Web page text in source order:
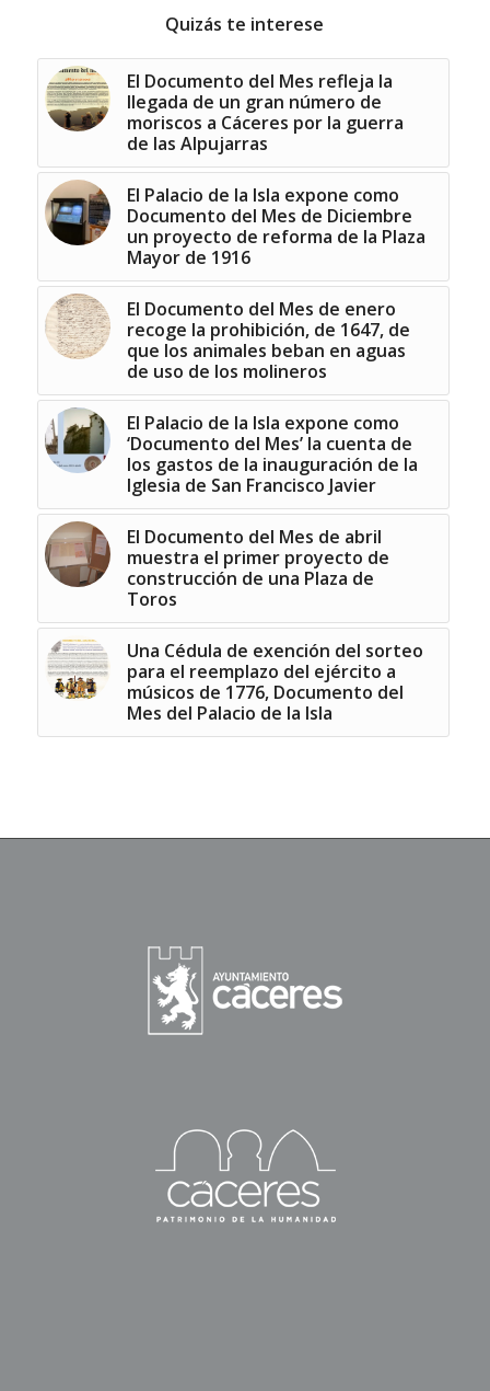
Quizás te interese
El Documento del Mes refleja la
llegada de un gran número de
moriscos a Cáceres por la guerra
de las Alpujarras
El Palacio de la Isla expone como
Documento del Mes de Diciembre
un proyecto de reforma de la Plaza
Mayor de 1916
El Documento del Mes de enero
recoge la prohibición, de 1647, de
que los animales beban en aguas
de uso de los molineros
El Palacio de la Isla expone como
‘Documento del Mes’ la cuenta de
los gastos de la inauguración de la
Iglesia de San Francisco Javier
El Documento del Mes de abril
muestra el primer proyecto de
construcción de una Plaza de
Toros
Una Cédula de exención del sorteo
para el reemplazo del ejército a
músicos de 1776, Documento del
Mes del Palacio de la Isla